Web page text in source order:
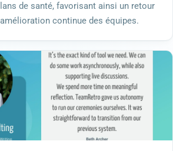
de santé, favorisant ainsi un retour
continue des équipes.